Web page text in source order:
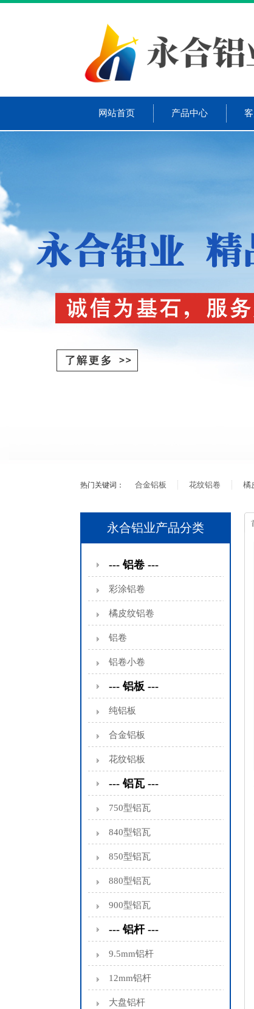
网站首页 产品中心
热门关键词： 合金铝板 花纹铝卷 橘
永合铝业产品分类
--- 铝卷 ---
彩涂铝卷
橘皮纹铝卷
铝卷
铝卷小卷
--- 铝板 ---
纯铝板
合金铝板
花纹铝板
--- 铝瓦 ---
750型铝瓦
840型铝瓦
850型铝瓦
880型铝瓦
900型铝瓦
--- 铝杆 ---
9.5mm铝杆
12mm铝杆
大盘铝杆